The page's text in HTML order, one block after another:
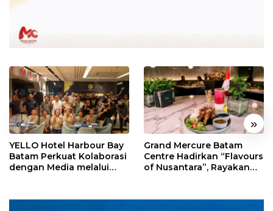
« »
YELLO Hotel Harbour Bay
Batam Perkuat Kolaborasi
dengan Media melalui
Grand Mercure Batam
Centre Hadirkan “Flavours
of Nusantara”, Rayakan